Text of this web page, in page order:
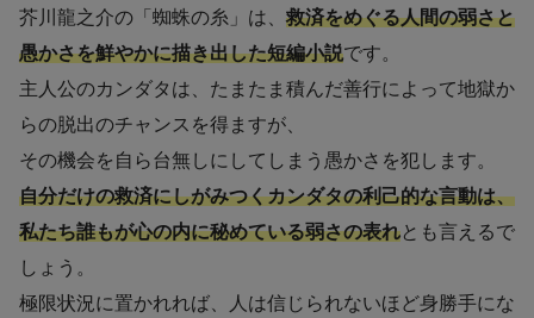
芥川龍之介の「蜘蛛の糸」は、 救済をめぐる人間の弱さと
愚かさを鮮やかに描き出した短編小説です。
主人公のカンダタは、たまたま積んだ善行によって地獄か
らの脱出のチャンスを得ますが、
その機会を自ら台無しにしてしまう愚かさを犯します。
自分だけの救済にしがみつくカンダタの利己的な言動は、
私たち誰もが心の内に秘めている弱さの表れとも言えるで
しょう。
極限状況に置かれれば、人は信じられないほど身勝手にな